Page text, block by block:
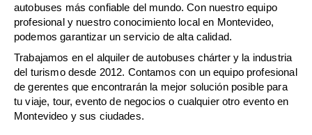
autobuses más confiable del mundo. Con nuestro equipo
profesional y nuestro conocimiento local en Montevideo,
podemos garantizar un servicio de alta calidad.
Trabajamos en el alquiler de autobuses chárter y la industria
del turismo desde 2012. Contamos con un equipo profesional
de gerentes que encontrarán la mejor solución posible para
tu viaje, tour, evento de negocios o cualquier otro evento en
Montevideo y sus ciudades.